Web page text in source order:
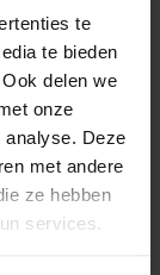
te
te bieden
delen we
onze
analyse. Deze
met andere
ze hebben
services.